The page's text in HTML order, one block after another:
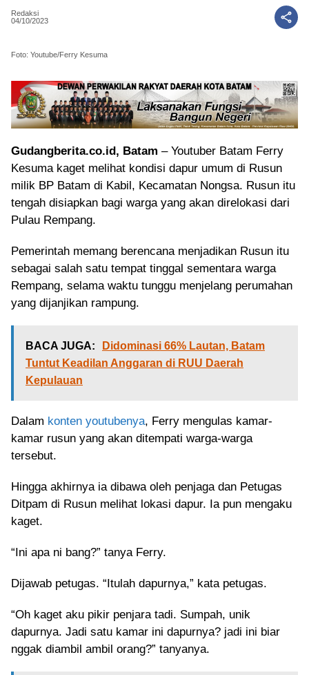
Redaksi
04/10/2023
Foto: Youtube/Ferry Kesuma
Gudangberita.co.id, Batam – Youtuber Batam Ferry
Kesuma kaget melihat kondisi dapur umum di Rusun
milik BP Batam di Kabil, Kecamatan Nongsa. Rusun itu
tengah disiapkan bagi warga yang akan direlokasi dari
Pulau Rempang.
Pemerintah memang berencana menjadikan Rusun itu
sebagai salah satu tempat tinggal sementara warga
Rempang, selama waktu tunggu menjelang perumahan
yang dijanjikan rampung.
BACA JUGA:
Didominasi 66% Lautan, Batam
Tuntut Keadilan Anggaran di RUU Daerah
Kepulauan
Dalam konten youtubenya, Ferry mengulas kamar-
kamar rusun yang akan ditempati warga-warga
tersebut.
Hingga akhirnya ia dibawa oleh penjaga dan Petugas
Ditpam di Rusun melihat lokasi dapur. Ia pun mengaku
kaget.
“Ini apa ni bang?” tanya Ferry.
Dijawab petugas. “Itulah dapurnya,” kata petugas.
“Oh kaget aku pikir penjara tadi. Sumpah, unik
dapurnya. Jadi satu kamar ini dapurnya? jadi ini biar
nggak diambil ambil orang?” tanyanya.